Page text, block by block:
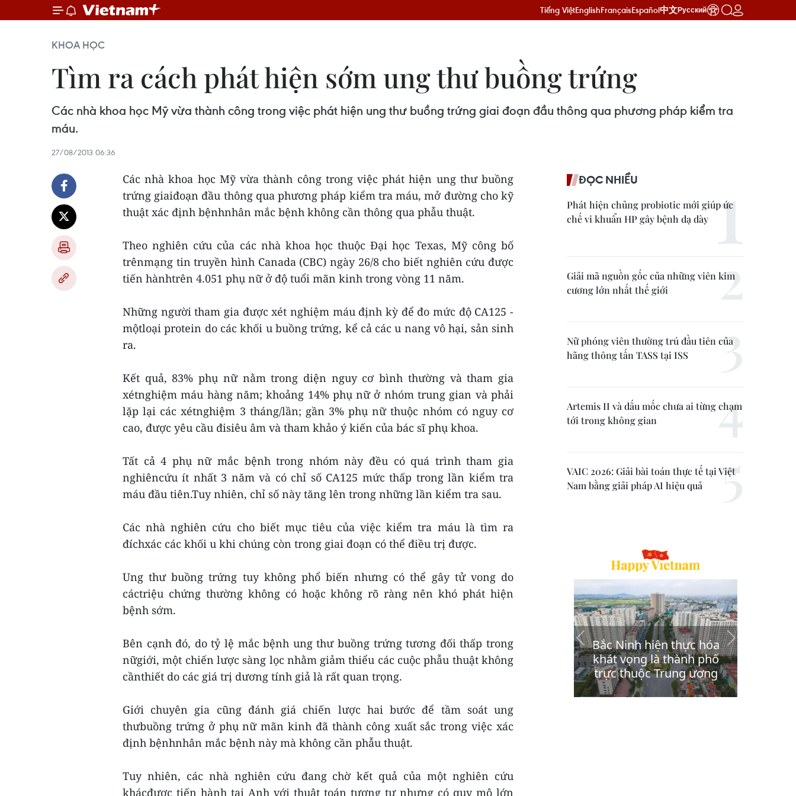
Tiếng ViệtEnglishFrançaisEspañol中文Русский
KHOA HỌC
Tìm ra cách phát hiện sớm ung thư buồng trứng
Các nhà khoa học Mỹ vừa thành công trong việc phát hiện ung thư buồng trứng giai đoạn đầu thông qua phương pháp kiểm tra
máu.
27/08/2013 06:36
Các nhà khoa học Mỹ vừa thành công trong việc phát hiện ung thư buồng
trứng giaiđoạn đầu thông qua phương pháp kiểm tra máu, mở đường cho kỹ
thuật xác định bệnhnhân mắc bệnh không cần thông qua phẫu thuật.
Theo nghiên cứu của các nhà khoa học thuộc Đại học Texas, Mỹ công bố
trênmạng tin truyền hình Canada (CBC) ngày 26/8 cho biết nghiên cứu được
tiến hànhtrên 4.051 phụ nữ ở độ tuổi mãn kinh trong vòng 11 năm.
Những người tham gia được xét nghiệm máu định kỳ để đo mức độ CA125 -
mộtloại protein do các khối u buồng trứng, kể cả các u nang vô hại, sản sinh
ra.
Kết quả, 83% phụ nữ nằm trong diện nguy cơ bình thường và tham gia
xétnghiệm máu hàng năm; khoảng 14% phụ nữ ở nhóm trung gian và phải
lặp lại các xétnghiệm 3 tháng/lần; gần 3% phụ nữ thuộc nhóm có nguy cơ
cao, được yêu cầu đisiêu âm và tham khảo ý kiến của bác sĩ phụ khoa.
Tất cả 4 phụ nữ mắc bệnh trong nhóm này đều có quá trình tham gia
nghiêncứu ít nhất 3 năm và có chỉ số CA125 mức thấp trong lần kiểm tra
máu đầu tiên.Tuy nhiên, chỉ số này tăng lên trong những lần kiểm tra sau.
Các nhà nghiên cứu cho biết mục tiêu của việc kiểm tra máu là tìm ra
đíchxác các khối u khi chúng còn trong giai đoạn có thể điều trị được.
Ung thư buồng trứng tuy không phổ biến nhưng có thể gây tử vong do
cáctriệu chứng thường không có hoặc không rõ ràng nên khó phát hiện
bệnh sớm.
Bên cạnh đó, do tỷ lệ mắc bệnh ung thư buồng trứng tương đối thấp trong
nữgiới, một chiến lược sàng lọc nhằm giảm thiểu các cuộc phẫu thuật không
cầnthiết do các giá trị dương tính giả là rất quan trọng.
Giới chuyên gia cũng đánh giá chiến lược hai bước để tầm soát ung
thưbuồng trứng ở phụ nữ mãn kinh đã thành công xuất sắc trong việc xác
định bệnhnhân mắc bệnh này mà không cần phẫu thuật.
Tuy nhiên, các nhà nghiên cứu đang chờ kết quả của một nghiên cứu
khácđược tiến hành tại Anh với thuật toán tương tự nhưng có quy mô lớn
ĐỌC NHIỀU
Phát hiện chủng probiotic mới giúp ức
chế vi khuẩn HP gây bệnh dạ dày
Giải mã nguồn gốc của những viên kim
cương lớn nhất thế giới
Nữ phóng viên thường trú đầu tiên của
hãng thông tấn TASS tại ISS
Artemis II và dấu mốc chưa ai từng chạm
tới trong không gian
VAIC 2026: Giải bài toán thực tế tại Việt
Nam bằng giải pháp AI hiệu quả